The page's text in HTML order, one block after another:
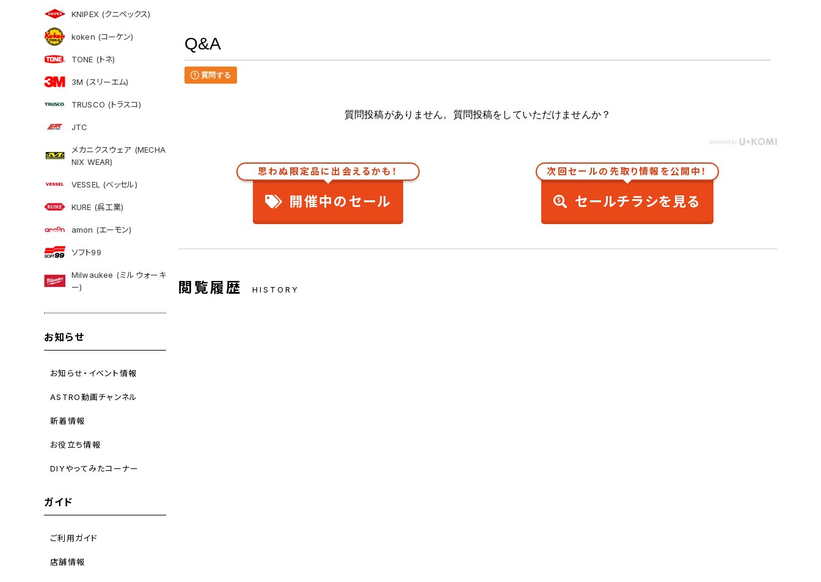
KNIPEX (クニペックス)
koken (コーケン)
TONE (トネ)
3M (スリーエム)
TRUSCO (トラスコ)
JTC
メカニクスウェア (MECHA
NIX WEAR)
VESSEL (ベッセル)
KURE (呉工業)
amon (エーモン)
ソフト99
Milwaukee (ミルウォーキ
ー)
お知らせ
お知らせ・イベント情報
ASTRO動画チャンネル
新着情報
お役立ち情報
DIYやってみたコーナー
ガイド
ご利用ガイド
店舗情報
Q&A
質問する
質問投稿がありません。質問投稿をしていただけませんか？
思わぬ限定品に出会えるかも！
開催中のセール
次回セールの先取り情報を公開中！
セールチラシを見る
閲覧履歴 HISTORY